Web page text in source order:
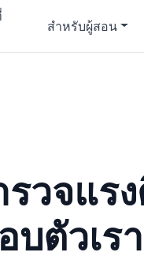
สำหรับผู้สอน
วจแร
บตัวเรา